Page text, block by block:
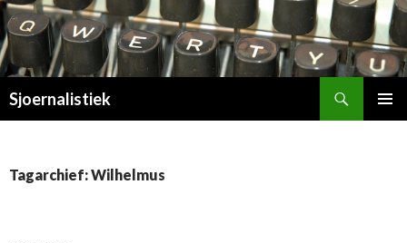
Sjoernalistiek
Tagarchief: Wilhelmus